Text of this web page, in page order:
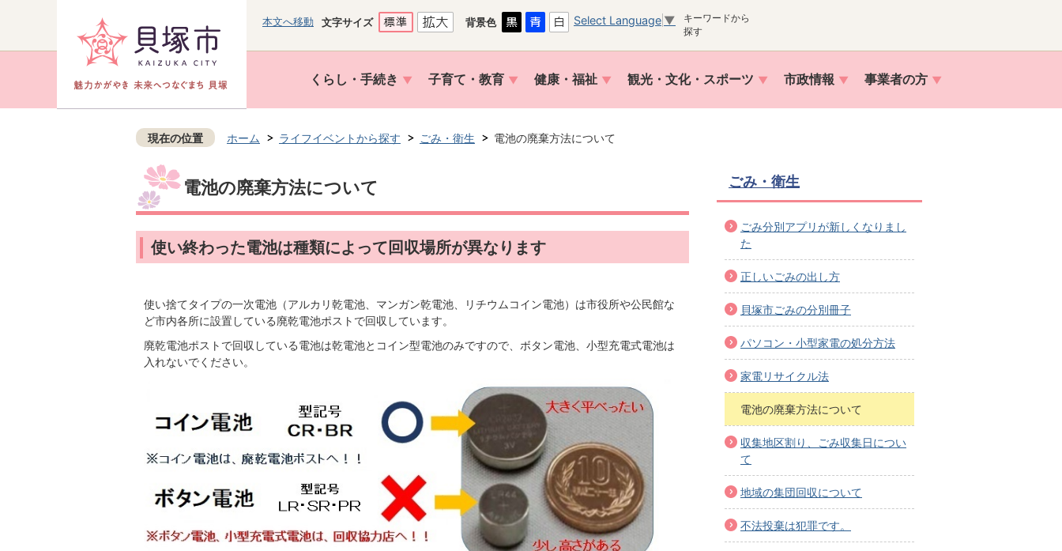
本文へ移動 文字サイズ 背景色 Select Language ▼
キーワードから
探す
くらし・手続き 子育て・教育 健康・福祉 観光・文化・スポーツ 市政情報 事業者の方
現在の位置 ホーム ライフイベントから探す ごみ・衛生 電池の廃棄方法について
電池の廃棄方法について
使い終わった電池は種類によって回収場所が異なります
使い捨てタイプの一次電池（アルカリ乾電池、マンガン乾電池、リチウムコイン電池）は市役所や公民館な
ど市内各所に設置している廃乾電池ポストで回収しています。
廃乾電池ポストで回収している電池は乾電池とコイン型電池のみですので、ボタン電池、小型充電式電池は
入れないでください。
ごみ・衛生
ごみ分別アプリが新しくなりまし
た
正しいごみの出し方
貝塚市ごみの分別冊子
パソコン・小型家電の処分方法
家電リサイクル法
電池の廃棄方法について
収集地区割り、ごみ収集日につい
て
地域の集団回収について
不法投棄は犯罪です。